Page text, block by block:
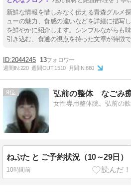
新鮮な情報を惜しみなく伝える青森グルメ
ューの魅力、食感の違いなどを詳細に描写
を鮮やかに紹介します。シンプルながらも
引き込む、食通の視点を持った文章が特徴で
2044245 13
週間IN:220 週間OUT:1510 月間IN:880
9 弘前の整体 なごみ
女性専用整体院。弘前の
ねぷた と ご予約状況（10～29日）
10時間前